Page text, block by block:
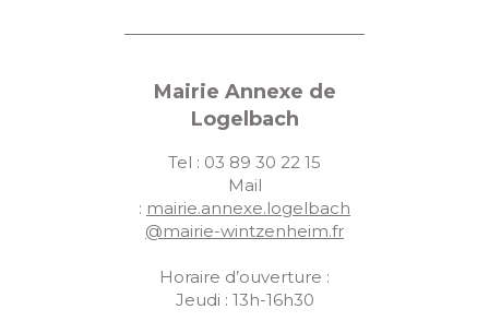
Mairie Annexe de
Logelbach
Tel : 03 89 30 22 15
Mail
: mairie.annexe.logelbach
@mairie-wintzenheim.fr
Horaire d’ouverture :
Jeudi : 13h-16h30